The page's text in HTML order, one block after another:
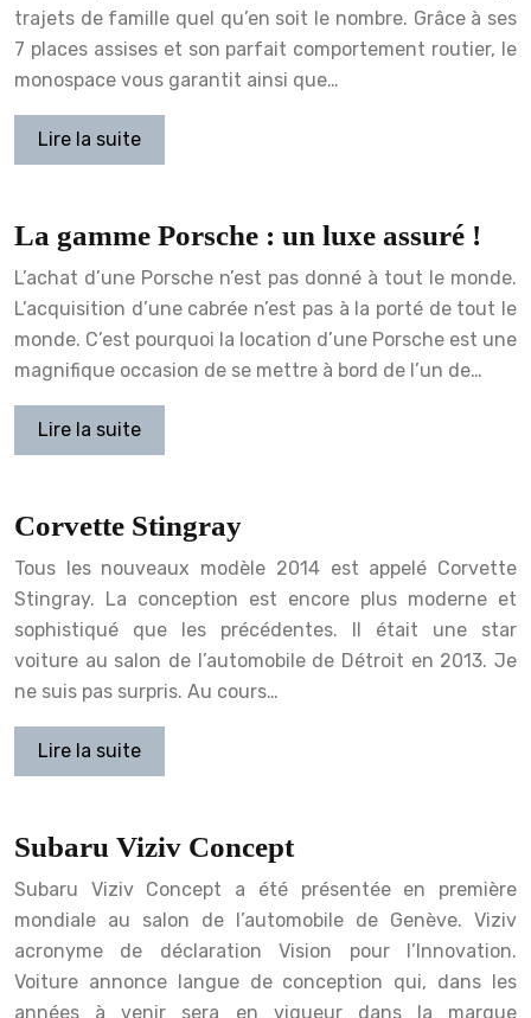
trajets de famille quel qu’en soit le nombre. Grâce à ses
7 places assises et son parfait comportement routier, le
monospace vous garantit ainsi que…
Lire la suite
La gamme Porsche : un luxe assuré !
L’achat d’une Porsche n’est pas donné à tout le monde.
L’acquisition d’une cabrée n’est pas à la porté de tout le
monde. C’est pourquoi la location d’une Porsche est une
magnifique occasion de se mettre à bord de l’un de…
Lire la suite
Corvette Stingray
Tous les nouveaux modèle 2014 est appelé Corvette
Stingray. La conception est encore plus moderne et
sophistiqué que les précédentes. Il était une star
voiture au salon de l’automobile de Détroit en 2013. Je
ne suis pas surpris. Au cours…
Lire la suite
Subaru Viziv Concept
Subaru Viziv Concept a été présentée en première
mondiale au salon de l’automobile de Genève. Viziv
acronyme de déclaration Vision pour l’Innovation.
Voiture annonce langue de conception qui, dans les
années à venir sera en vigueur dans la marque